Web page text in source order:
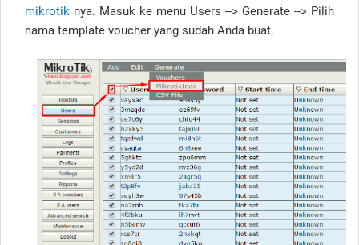
mikrotik nya. Masuk ke menu Users --> Generate --> Pilih
nama template voucher yang sudah Anda buat.